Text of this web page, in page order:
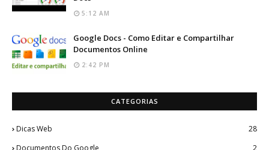
5:12 AM
Google Docs - Como Editar e Compartilhar
Documentos Online
2:42 PM
CATEGORIAS
Dicas Web
28
Documentos Do Google
2